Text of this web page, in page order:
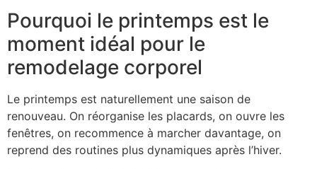
Pourquoi le printemps est le
moment idéal pour le
remodelage corporel
Le printemps est naturellement une saison de
renouveau. On réorganise les placards, on ouvre les
fenêtres, on recommence à marcher davantage, on
reprend des routines plus dynamiques après l’hiver.